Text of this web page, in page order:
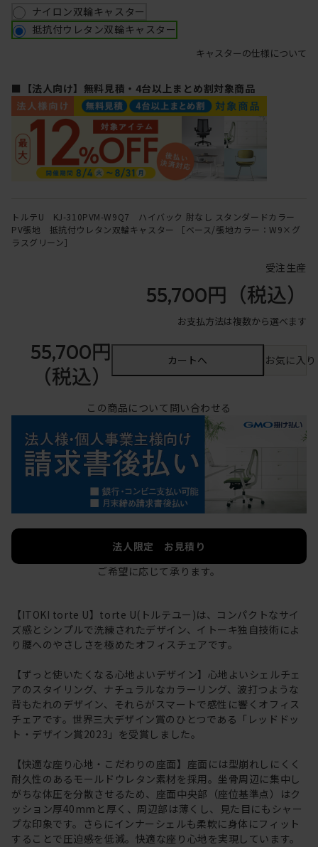
ナイロン双輪キャスター
抵抗付ウレタン双輪キャスター
キャスターの仕様について
■【法人向け】無料見積・4台以上まとめ割対象商品
トルテU KJ-310PVM-W9Q7 ハイバック 肘なし スタンダードカラー
PV張地 抵抗付ウレタン双輪キャスター ［ベース/張地カラー：W9×グ
ラスグリーン］
受注生産
55,700円 （税込）
お支払方法は複数から選べます
55,700円
（税込）
カートへ お気に入
この商品について問い合わせる
法人限定 お見積り
ご希望に応じて承ります。
【ITOKI torte U】torte U(トルテユー)は、コンパクトなサイ
ズ感とシンプルで洗練されたデザイン、イトーキ独自技術によ
り腰へのやさしさを極めたオフィスチェアです。
【ずっと使いたくなる心地よいデザイン】心地よいシェルチェ
アのスタイリング、ナチュラルなカラーリング、波打つような
背もたれのデザイン、それらがスマートで感性に響くオフィス
チェアです。世界三大デザイン賞のひとつである「レッドドッ
ト・デザイン賞2023」を受賞しました。
【快適な座り心地・こだわりの座面】座面には型崩れしにくく
耐久性のあるモールドウレタン素材を採用。坐骨周辺に集中し
がちな体圧を分散させるため、座面中央部（座位基準点）はク
ッション厚40mmと厚く、周辺部は薄くし、見た目にもシャー
プな印象です。さらにインナーシェルも柔軟に身体にフィット
することで圧迫感を低減。快適な座り心地を実現しています。